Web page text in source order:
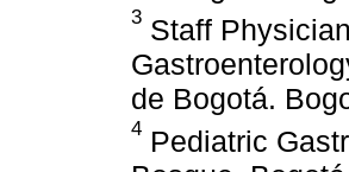
3 Staff
de Bogotá.
4 Pediatric